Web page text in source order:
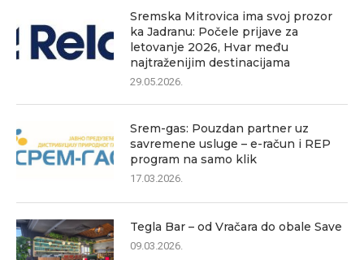
Sremska Mitrovica ima svoj prozor
ka Jadranu: Počele prijave za
letovanje 2026, Hvar među
najtraženijim destinacijama
29.05.2026.
Srem-gas: Pouzdan partner uz
savremene usluge – e-račun i REP
program na samo klik
17.03.2026.
Tegla Bar – od Vračara do obale Save
09.03.2026.